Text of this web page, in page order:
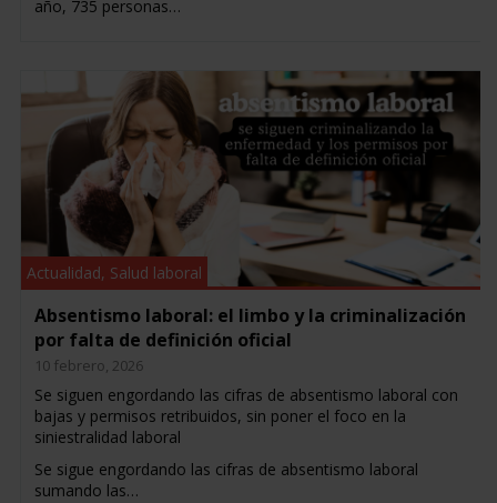
año, 735 personas…
Actualidad, Salud laboral
Absentismo laboral: el limbo y la criminalización
por falta de definición oficial
10 febrero, 2026
Se siguen engordando las cifras de absentismo laboral con
bajas y permisos retribuidos, sin poner el foco en la
siniestralidad laboral
Se sigue engordando las cifras de absentismo laboral
sumando las…